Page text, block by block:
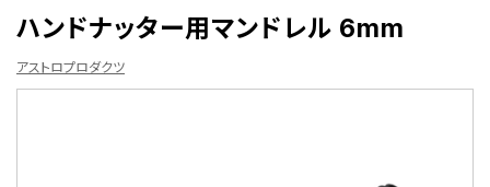
ハンドナッター用マンドレル 6mm
アストロプロダクツ